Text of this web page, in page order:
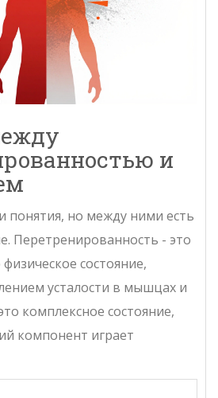
и
понятия, но между ними есть
Перетренированность - это
состояние,
усталости в мышцах и
комплексное состояние,
компонент играет